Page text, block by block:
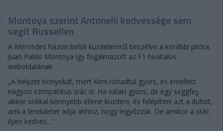
Montoya szerint Antonelli kedvessége sem
segít Russellen
A Mercedes házon belüli küzdelemről beszélve a korábbi pilóta,
Juan Pablo Montoya így fogalmazott az F1 hivatalos
weboldalának:
„A helyzet bonyolult, mert Kimi rohadtul gyors, és emellett
nagyon szimpatikus srác is. Ha valaki gyors, de egy seggfej,
akkor sokkal könnyebb ellene küzdeni, és felépíteni azt a dühöt,
ami a lendületet adja ahhoz, hogy legyőzzük. De amikor a srác
ilyen kedves…”